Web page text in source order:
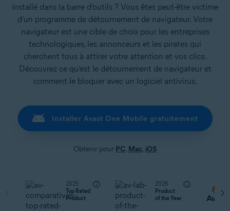
installé dans la barre d’outils ? Vous êtes peut-être victime
d’un programme de détournement de navigateur. Votre
navigateur est une cible de choix pour les entreprises
technologiques, les annonceurs et les pirates qui
cherchent tous à attirer votre attention et vos clics.
Découvrez ce qu’est le détournement de navigateur et
comment le bloquer avec un logiciel antivirus.
Installer Avast One Mobile gratuitement
Obtenir pour PC, Mac, iOS
2025
Top Rated
Product
2026
Product
of the Year